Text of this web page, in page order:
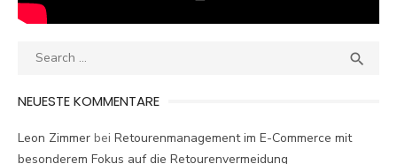
Search

NEUESTE KOMMENTARE
Leon Zimmer bei Retourenmanagement im E-Commerce mit
besonderem Fokus auf die Retourenvermeidung